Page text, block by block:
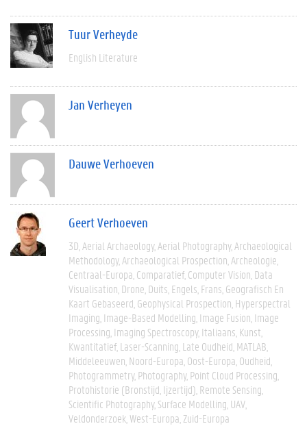
Tuur Verheyde
English Literature
Jan Verheyen
Dauwe Verhoeven
Geert Verhoeven
3D Aerial Archaeology Aerial Photography Archaeological
Methodology Archaeological Prospection Archeologie
Centraal-Europa Comparatief Computer Vision Data
Visualisation Drone Duits Engels Frans Geografisch En
Kaart Gebaseerd Geophysical Prospection Hyperspectral
Imaging Image-Based Modelling Image Fusion Image
Processing Imaging Spectroscopy Italiaans Kunst
Kwantitatief Laser-Scanning Late Oudheid MATLAB
Middeleeuwen Noord-Europa Oost-Europa Oudheid
Photogrammetry Photography Point Cloud Processing
Protohistorie (bronstijd, Ijzertijd) Remote Sensing
Scientific Photography Surface Modelling UAV
Veldonderzoek West-Europa Zuid-Europa